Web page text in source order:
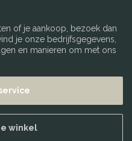
of je aankoop, bezoek dan
je onze bedrijfsgegevens,
en manieren om met ons
winkel